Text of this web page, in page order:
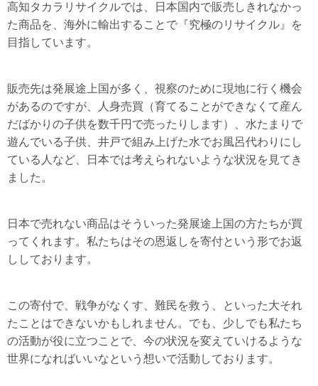
高知タカラリサイクルでは、日本国内で販売しきれなかっ
た商品を、海外に輸出することで『究極のリサイクル』を
目指しています。
販売先は発展途上国が多く、視察のために現地に行く機会
があるのですが、人身売買（育てることができなくて産ん
だばかりの子供を数千円で売ったりします）、水たまりで
遊んでいる子供、井戸で組み上げた水でお風呂代わりにし
ている人など、日本では考えられないような状況を見てき
ました。
日本で売れない商品はそういった発展途上国の方たちが買
ってくれます。私たちはその恩返しを寄付という形でお返
ししております。
この寄付で、戦争がなくす、難民を救う、といった大それ
たことはできないかもしれません。でも、少しでも私たち
の活動が役に立つことで、今の状況を変えていけるような
世界になればいいなという想いで活動しております。